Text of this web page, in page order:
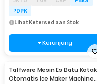
PDPK
Lihat Ketersediaan Stok
+ Keranjang
Taffware Mesin Es Batu Kotak
Otomatis Ice Maker Machine